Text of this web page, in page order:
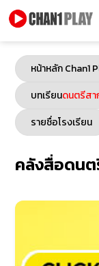
หน้าหลัก Chan1
บทเรียนดนตรีสา
รายชื่อโรงเรียน
คลังสื่อดนต